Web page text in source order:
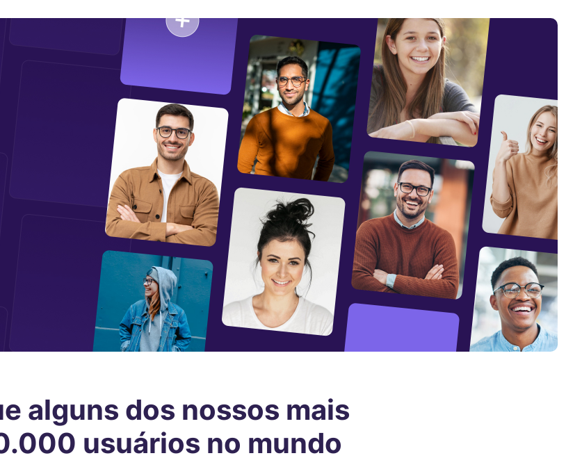
alguns dos nossos mais
usuários no mundo